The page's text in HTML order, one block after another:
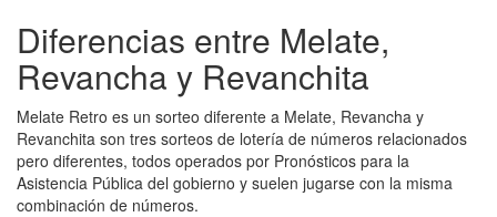
Diferencias entre Melate,
Revancha y Revanchita
Melate Retro es un sorteo diferente a Melate, Revancha y
Revanchita son tres sorteos de lotería de números relacionados
pero diferentes, todos operados por Pronósticos para la
Asistencia Pública del gobierno y suelen jugarse con la misma
combinación de números.